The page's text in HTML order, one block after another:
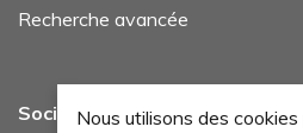
Nous utilisons des
Recherche avancée
Social Media